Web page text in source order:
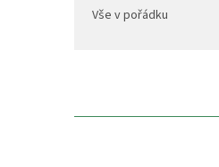
Vše v pořádku